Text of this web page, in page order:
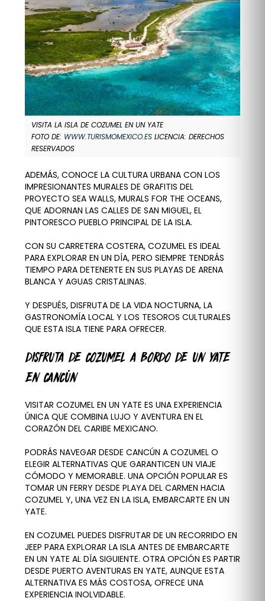
VISITA LA ISLA DE COZUMEL EN UN YATE
FOTO DE: WWW.TURISMOMEXICO.ES LICENCIA: DERECHOS
RESERVADOS
ADEMÁS, CONOCE LA CULTURA URBANA CON LOS
IMPRESIONANTES MURALES DE GRAFITIS DEL
PROYECTO SEA WALLS, MURALS FOR THE OCEANS,
QUE ADORNAN LAS CALLES DE SAN MIGUEL, EL
PINTORESCO PUEBLO PRINCIPAL DE LA ISLA.
CON SU CARRETERA COSTERA, COZUMEL ES IDEAL
PARA EXPLORAR EN UN DÍA, PERO SIEMPRE TENDRÁS
TIEMPO PARA DETENERTE EN SUS PLAYAS DE ARENA
BLANCA Y AGUAS CRISTALINAS.
Y DESPUÉS, DISFRUTA DE LA VIDA NOCTURNA, LA
GASTRONOMÍA LOCAL Y LOS TESOROS CULTURALES
QUE ESTA ISLA TIENE PARA OFRECER.
DISFRUTA DE COZUMEL A BORDO DE UN YATE
EN CANCÚN
VISITAR COZUMEL EN UN YATE ES UNA EXPERIENCIA
ÚNICA QUE COMBINA LUJO Y AVENTURA EN EL
CORAZÓN DEL CARIBE MEXICANO.
PODRÁS NAVEGAR DESDE CANCÚN A COZUMEL O
ELEGIR ALTERNATIVAS QUE GARANTICEN UN VIAJE
CÓMODO Y MEMORABLE. UNA OPCIÓN POPULAR ES
TOMAR UN FERRY DESDE PLAYA DEL CARMEN HACIA
COZUMEL Y, UNA VEZ EN LA ISLA, EMBARCARTE EN UN
YATE.
EN COZUMEL PUEDES DISFRUTAR DE UN RECORRIDO EN
JEEP PARA EXPLORAR LA ISLA ANTES DE EMBARCARTE
EN UN YATE AL DÍA SIGUIENTE. OTRA OPCIÓN ES PARTIR
DESDE PUERTO AVENTURAS EN YATE, AUNQUE ESTA
ALTERNATIVA ES MÁS COSTOSA, OFRECE UNA
EXPERIENCIA INOLVIDABLE.